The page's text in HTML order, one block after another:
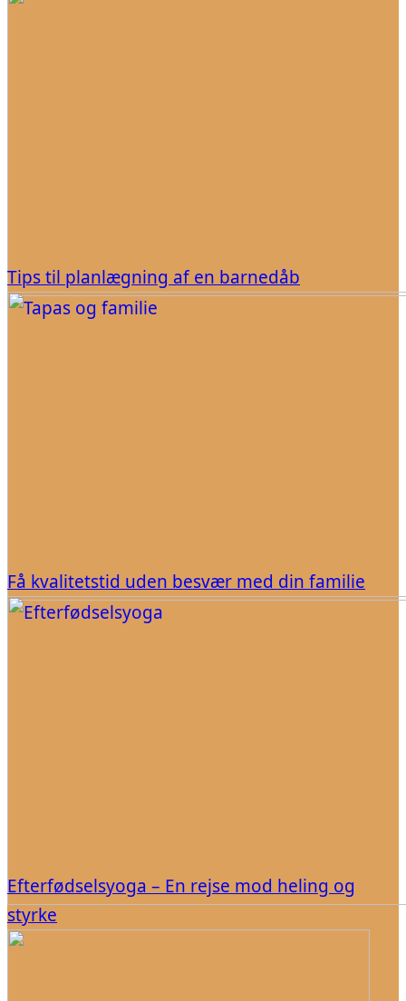
Tips til planlægning af en barnedåb
Få kvalitetstid uden besvær med din familie
Efterfødselsyoga – En rejse mod heling og
styrke